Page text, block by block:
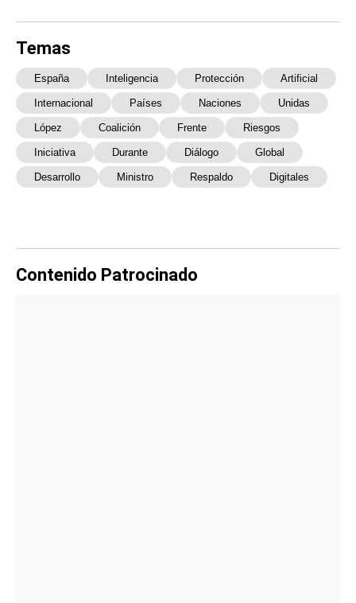
Temas
España Inteligencia Protección Artificial
Internacional Países Naciones Unidas
López Coalición Frente Riesgos
Iniciativa Durante Diálogo Global
Desarrollo Ministro Respaldo Digitales
Contenido Patrocinado